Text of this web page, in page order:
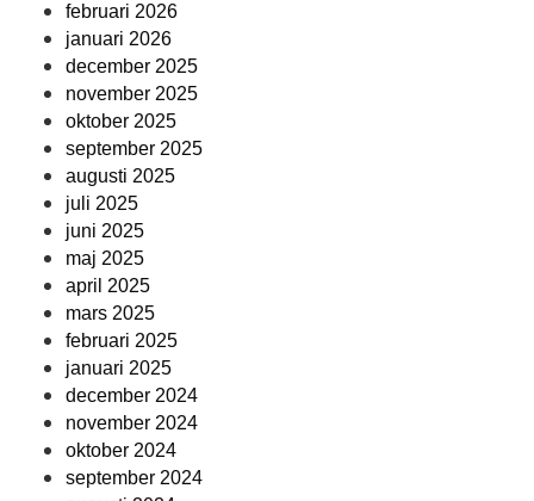
februari 2026
januari 2026
december 2025
november 2025
oktober 2025
september 2025
augusti 2025
juli 2025
juni 2025
maj 2025
april 2025
mars 2025
februari 2025
januari 2025
december 2024
november 2024
oktober 2024
september 2024